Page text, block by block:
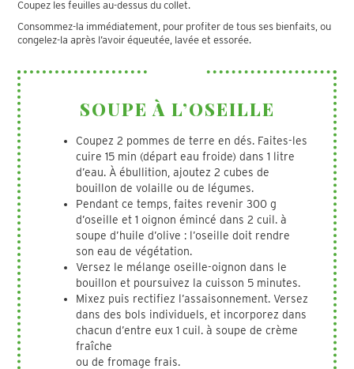
Coupez les feuilles au-dessus du collet.
Consommez-la immédiatement, pour profiter de tous ses bienfaits, ou
congelez-la après l’avoir équeutée, lavée et essorée.
SOUPE À L’OSEILLE
Coupez 2 pommes de terre en dés. Faites-les
cuire 15 min (départ eau froide) dans 1 litre
d’eau. À ébullition, ajoutez 2 cubes de
bouillon de volaille ou de légumes.
Pendant ce temps, faites revenir 300 g
d’oseille et 1 oignon émincé dans 2 cuil. à
soupe d’huile d’olive : l’oseille doit rendre
son eau de végétation.
Versez le mélange oseille-oignon dans le
bouillon et poursuivez la cuisson 5 minutes.
Mixez puis rectifiez l’assaisonnement. Versez
dans des bols individuels, et incorporez dans
chacun d’entre eux 1 cuil. à soupe de crème
fraîche
ou de fromage frais.